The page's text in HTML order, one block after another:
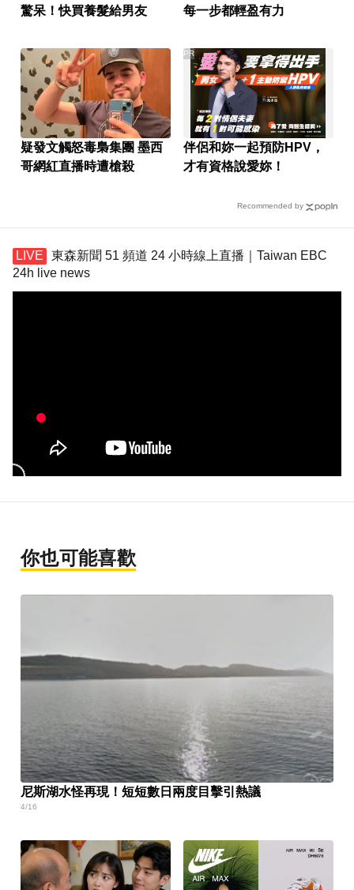
驚呆！快買養髮給男友
每一步都輕盈有力
疑發文觸怒毒梟集團 墨西
哥網紅直播時遭槍殺
伴侶和妳一起預防HPV，
才有資格說愛妳！
PR
Recommended by
東森新聞 51 頻道 24 小時線上直播｜Taiwan EBC
24h live news
你也可能喜歡
尼斯湖水怪再現！短短數日兩度目擊引熱議
4/16